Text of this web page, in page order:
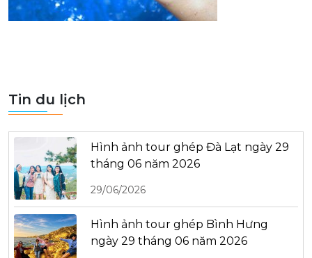
Tin du lịch
Hình ảnh tour ghép Đà Lạt ngày 29
tháng 06 năm 2026
29/06/2026
Hình ảnh tour ghép Bình Hưng
ngày 29 tháng 06 năm 2026